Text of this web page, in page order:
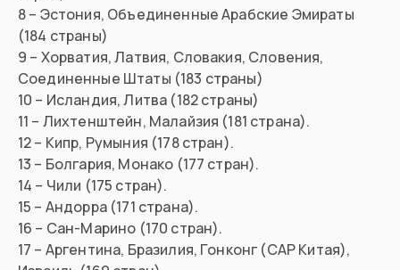
8 – Эстония, Объединенные Арабские Эмираты
(184 страны)
9 – Хорватия, Латвия, Словакия, Словения,
Соединенные Штаты (183 страны)
10 – Исландия, Литва (182 страны)
11 – Лихтенштейн, Малайзия (181 страна).
12 – Кипр, Румыния (178 стран).
13 – Болгария, Монако (177 стран).
14 – Чили (175 стран).
15 – Андорра (171 страна).
16 – Сан-Марино (170 стран).
17 – Аргентина, Бразилия, Гонконг (САР Китая),